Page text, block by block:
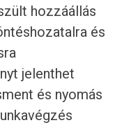
hozzáállás
és
jelenthet
és nyomás